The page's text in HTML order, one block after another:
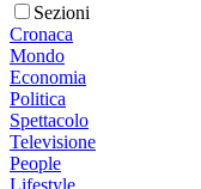
Sezioni
Cronaca
Mondo
Economia
Politica
Spettacolo
Televisione
People
Lifestyle